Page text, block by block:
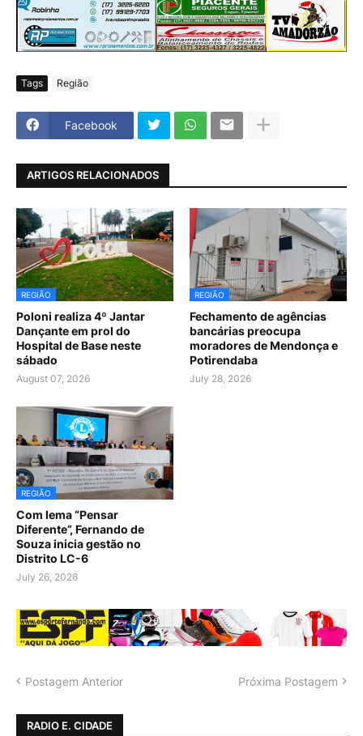
Tags Região
Facebook
ARTIGOS RELACIONADOS
REGIÃO
Poloni realiza 4º Jantar
Dançante em prol do
Hospital de Base neste
sábado
August 07, 2026
REGIÃO
Fechamento de agências
bancárias preocupa
moradores de Mendonça e
Potirendaba
July 28, 2026
REGIÃO
Com lema “Pensar
Diferente”, Fernando de
Souza inicia gestão no
Distrito LC-6
July 26, 2026
Postagem Anterior Próxima Postagem
RADIO E. CIDADE